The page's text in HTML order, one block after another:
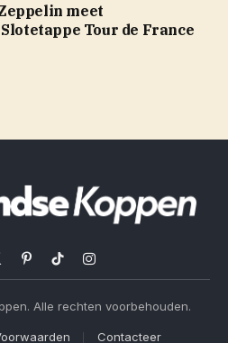
meet
Tour de France
PinterestTikTokInstagram
Alle rechten voorbehouden.
Contacteer